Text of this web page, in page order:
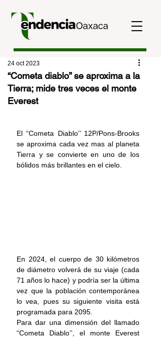
“Cometa diablo” se aproxima a la
Tierra; mide tres veces el monte
Everest
24 oct 2023
El “Cometa Diablo’’ 12P/Pons-Brooks
se aproxima cada vez mas al planeta
Tierra y se convierte en uno de los
bólidos más brillantes en el cielo.
En 2024, el cuerpo de 30 kilómetros
de diámetro volverá de su viaje (cada
71 años lo hace) y podría ser la última
vez que la población contemporánea
lo vea, pues su siguiente visita está
programada para 2095.
Para dar una dimensión del llamado
“Cometa Diablo’’, el monte Everest